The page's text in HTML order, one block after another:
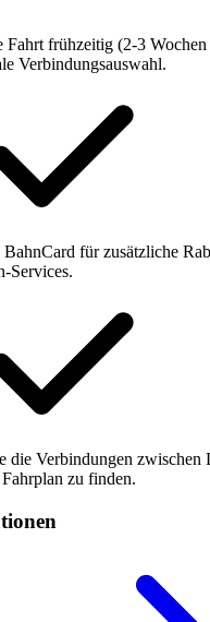
Fahrt frühzeitig (2-3
Verbindungsauswahl.
für zusätzliche
Services.
die Verbindungen
zu finden.